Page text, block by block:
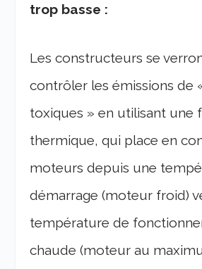
trop basse :
Les constructeurs se
contrôler les émissions de
toxiques » en utilisant une
thermique, qui place en
moteurs depuis une
démarrage (moteur froid)
température de
chaude (moteur au